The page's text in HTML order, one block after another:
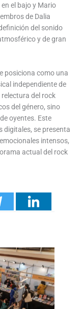
el bajo y Mario
de Dalia
del sonido
y de gran
posiciona como una
independiente de
del rock
del género, sino
oyentes. Este
se presenta
intensos,
actual del rock